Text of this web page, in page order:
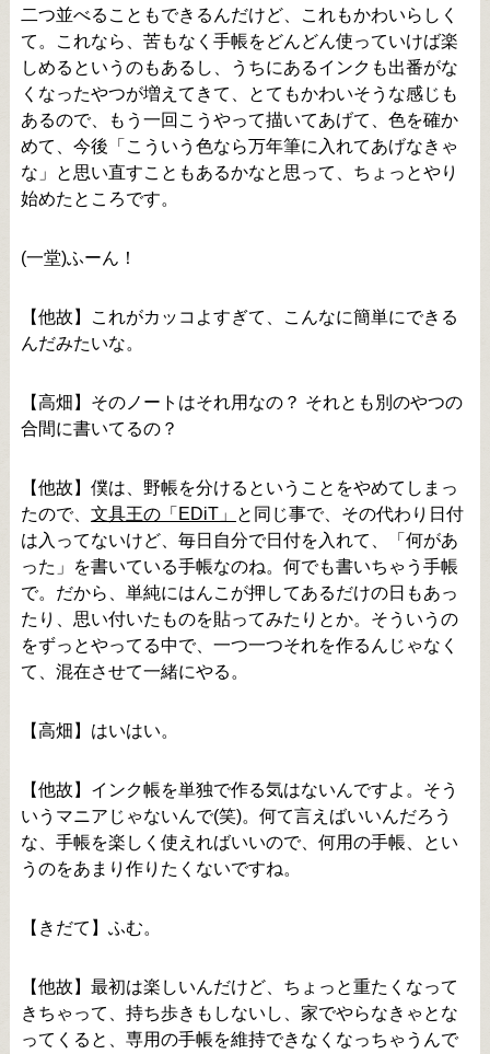
二つ並べることもできるんだけど、これもかわいらしく
て。これなら、苦もなく手帳をどんどん使っていけば楽
しめるというのもあるし、うちにあるインクも出番がな
くなったやつが増えてきて、とてもかわいそうな感じも
あるので、もう一回こうやって描いてあげて、色を確か
めて、今後「こういう色なら万年筆に入れてあげなきゃ
な」と思い直すこともあるかなと思って、ちょっとやり
始めたところです。
(一堂)ふーん！
【他故】これがカッコよすぎて、こんなに簡単にできる
んだみたいな。
【高畑】そのノートはそれ用なの？ それとも別のやつの
合間に書いてるの？
【他故】僕は、野帳を分けるということをやめてしまっ
たので、 文具王の「EDiT」
と同じ事で、その代わり日付
は入ってないけど、毎日自分で日付を入れて、「何があ
った」を書いている手帳なのね。何でも書いちゃう手帳
で。だから、単純にはんこが押してあるだけの日もあっ
たり、思い付いたものを貼ってみたりとか。そういうの
をずっとやってる中で、一つ一つそれを作るんじゃなく
て、混在させて一緒にやる。
【高畑】はいはい。
【他故】インク帳を単独で作る気はないんですよ。そう
いうマニアじゃないんで(笑)。何て言えばいいんだろう
な、手帳を楽しく使えればいいので、何用の手帳、とい
うのをあまり作りたくないですね。
【きだて】ふむ。
【他故】最初は楽しいんだけど、ちょっと重たくなって
きちゃって、持ち歩きもしないし、家でやらなきゃとな
ってくると、専用の手帳を維持できなくなっちゃうんで